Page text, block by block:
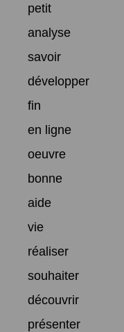
petit
analyse
savoir
développer
fin
en ligne
oeuvre
bonne
aide
vie
réaliser
souhaiter
découvrir
présenter